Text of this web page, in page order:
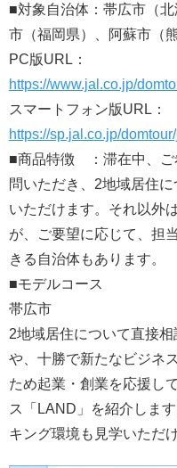
■対象自治体：帯広市（
市（福岡県）、阿蘇市（
PC版URL：
https://www.jal.co.jp/
スマートフォン版URL：
https://sp.jal.co.jp/
■商品特徴 ：滞在中、ご
問いただき、2地域居住
いただけます。それ以外
が、ご要望に応じて、担
きる自治体もあります。
■モデルコース
帯広市
2地域居住について直接
や、十勝で新たなビジネ
ため起業・創業を応援し
ス「LAND」を紹介しま
キング環境も見学いただけ